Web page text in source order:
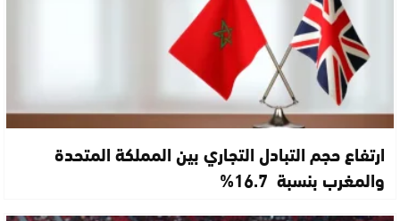
ارتفاع حجم التبادل التجاري بين المملكة المتحدة
والمغرب بنسبة 16.7%